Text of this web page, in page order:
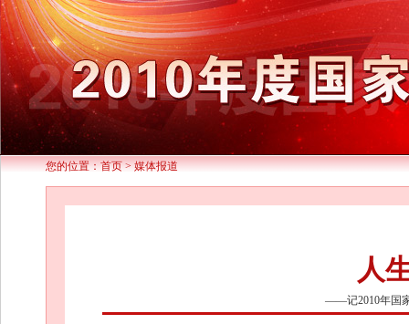
您的位置：首页>媒体报道
人
——记2010年国